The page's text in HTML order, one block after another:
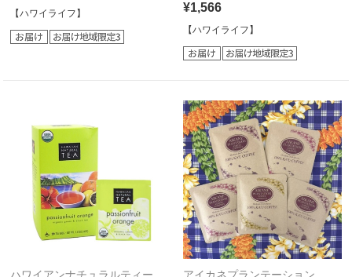
【ハワイライフ】 ¥1,566
【ハワイライフ】